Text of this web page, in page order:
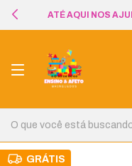
ATÉ AQUI NOS
GRÁTIS